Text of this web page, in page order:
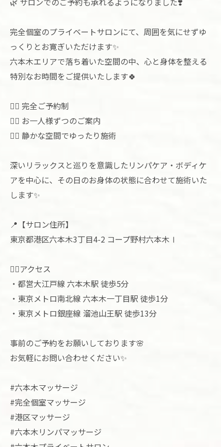
完全個室のプライベートサロンにて、周囲を気にせずゆ
っくりとお寛ぎいただけます✨
六本木エリアで落ち着いた空間の中、心と身体を整える
特別なお時間をご提供いたします🍀
💆‍♀️ 完全ご予約制
💆‍♀️ お一人様ずつのご案内
💆‍♀️ 静かな空間でゆったり施術
深いリラックスと巡りを意識したリンパケア・ボディケ
アを中心に、その日のお身体の状態に合わせて施術いた
します✨
📍【サロン住所】
東京都港区六本木3丁目4-2 コープ野村六本木Ⅰ
🚶‍♀️アクセス
・都営大江戸線 六本木駅 徒歩5分
・東京メトロ南北線 六本木一丁目駅 徒歩1分
・東京メトロ銀座線 溜池山王駅 徒歩13分
事前のご予約をお願いしております🌸
お気軽にお問い合わせください✨
#六本木マッサージ
#完全個室マッサージ
#港区マッサージ
#六本木リンパマッサージ